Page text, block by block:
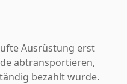
Ausrüstung erst
abtransportieren,
bezahlt wurde.